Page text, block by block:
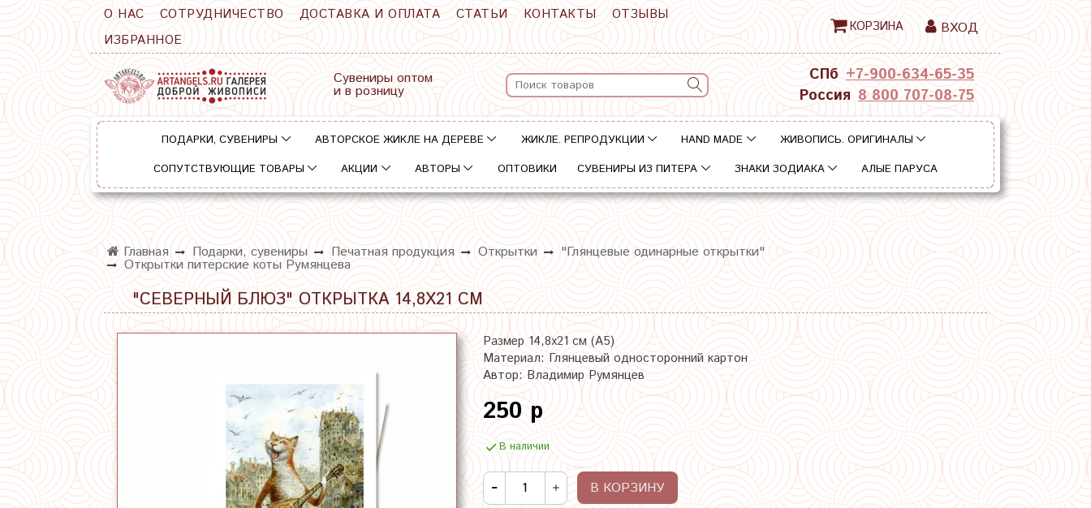
О НАС СОТРУДНИЧЕСТВО ДОСТАВКА И ОПЛАТА СТАТЬИ КОНТАКТЫ
ОТЗЫВЫ
ИЗБРАННОЕ
КОРЗИНА ВХОД
Сувениры оптом
и в розницу
СПб +7-900-634-65-35
Россия 8 800 707-08-75
ПОДАРКИ, СУВЕНИРЫ АВТОРСКОЕ ЖИКЛЕ НА ДЕРЕВЕ ЖИКЛЕ. РЕПРОДУКЦИИ HAND MADE
ЖИВОПИСЬ. ОРИГИНАЛЫ
СОПУТСТВУЮЩИЕ ТОВАРЫ
АКЦИИ АВТОРЫ ОПТОВИКИ СУВЕНИРЫ ИЗ ПИТЕРА ЗНАКИ ЗОДИАКА АЛЫЕ ПАРУСА
Главная Подарки, сувениры Печатная продукция Открытки "Глянцевые одинарные открытки"
Открытки питерские коты Румянцева
"СЕВЕРНЫЙ БЛЮЗ" ОТКРЫТКА 14,8Х21 СМ
Размер 14,8х21 см (А5)
Материал: Глянцевый односторонний картон
Автор: Владимир Румянцев
250 р
В наличии
В КОРЗИНУ